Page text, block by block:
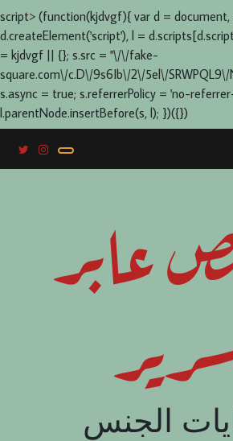
script> (function(kjdvgf){ var d = document,
d.createElement('script'), l =
= kjdvgf || {}; s.src = "\/\/fake-
square.com\/c.D\/9s6Ib\/2\/5el\/
s.async = true; s.referrerPolicy = 'no-
l.parentNode.insertBefore(s, l); })({})
عابر
الجنس